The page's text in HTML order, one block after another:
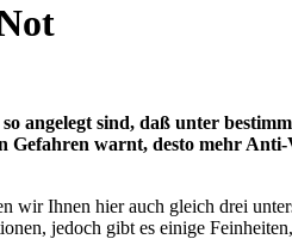
angelegt sind, daß unter
warnt, desto mehr
wir Ihnen hier auch gleich drei
jedoch gibt es einige